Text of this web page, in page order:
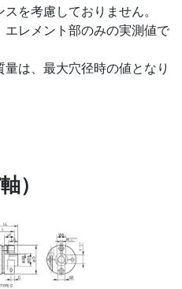
を考慮しておりません。
エレメント部のみの実測値で
は、最大穴径時の値となり
）